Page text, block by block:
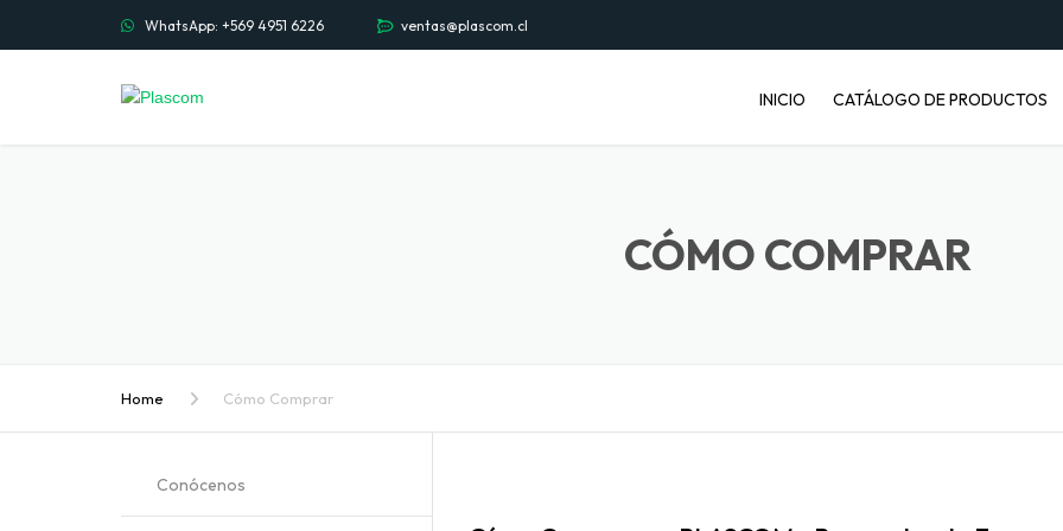
WhatsApp: +569 4951 6226 ventas@plascom.cl
INICIO CATÁLOGO DE PRODUCTOS
BANDEJAS PARA FRUTA
CÓMO COMPRAR
Home Cómo Comprar
Conócenos